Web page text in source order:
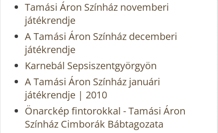
Tamási Áron Színház novemberi
játékrendje
A Tamási Áron Színház decemberi
játékrendje
Karnebál Sepsiszentgyörgyön
A Tamási Áron Színház januári
játékrendje | 2010
Önarckép fintorokkal - Tamási Áron
Színház Cimborák Bábtagozata